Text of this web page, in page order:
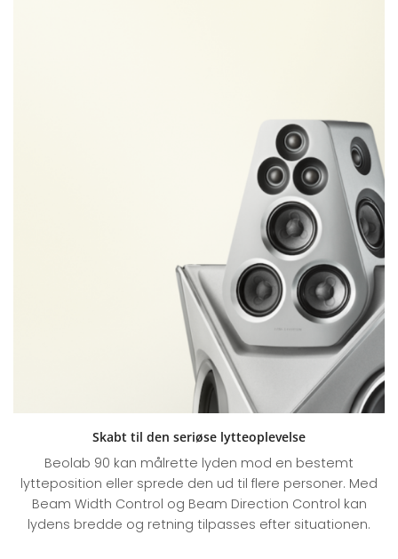
Skabt til den seriøse lytteoplevelse
Beolab 90 kan målrette lyden mod en bestemt
lytteposition eller sprede den ud til flere personer. Med
Beam Width Control og Beam Direction Control kan
lydens bredde og retning tilpasses efter situationen.